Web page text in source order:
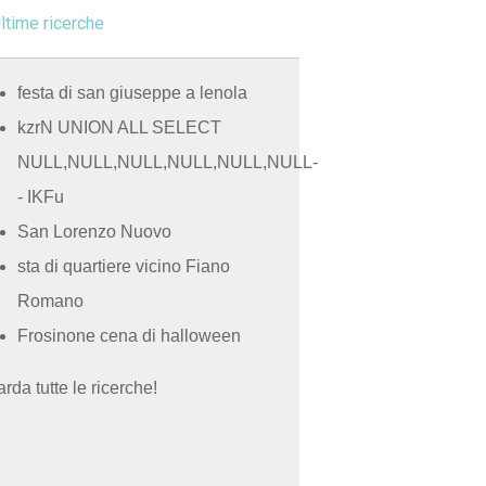
ricerche
festa di san giuseppe a lenola
kzrN UNION ALL SELECT
NULL,NULL,NULL,NULL,NULL,NULL-
- IKFu
San Lorenzo Nuovo
sta di quartiere vicino Fiano
Romano
Frosinone cena di halloween
tutte le ricerche!